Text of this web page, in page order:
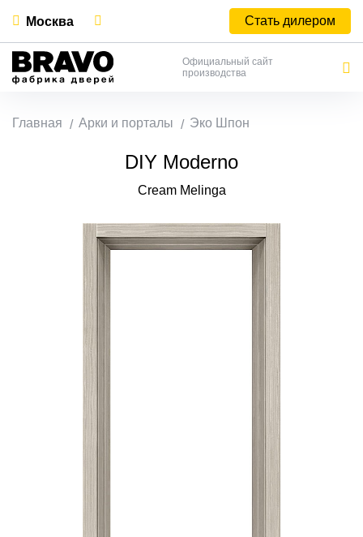
Москва Стать дилером
Официальный сайт
производства
Главная Арки и порталы Эко Шпон
DIY Moderno
Cream Melinga